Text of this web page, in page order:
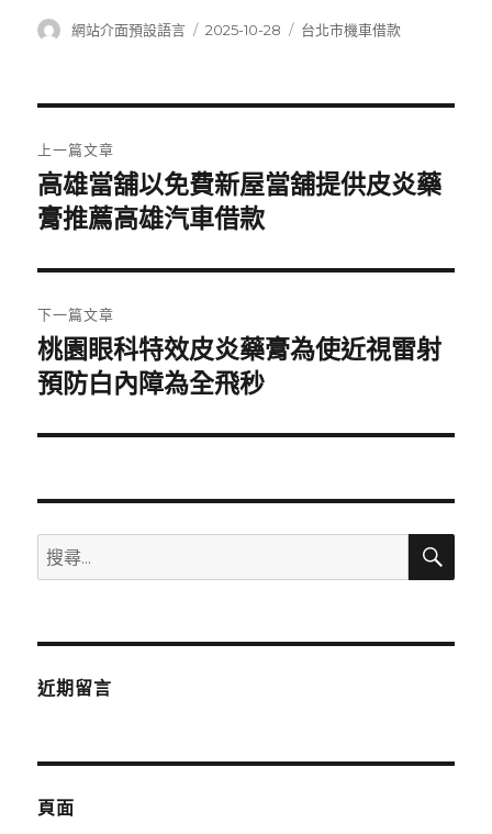
作
網站介面預設語言
發
2025-10-28
分
台北市機車借款
章
導
覽
上一篇文章
上
一
文
章:
高雄當舖以免費新屋當舖提供皮炎藥
膏推薦高雄汽車借款
下一篇文章
下
一
文
桃園眼科特效皮炎藥膏為使近視雷射
預防白內障為全飛秒
搜
尋
鍵
搜
近期留言
頁面